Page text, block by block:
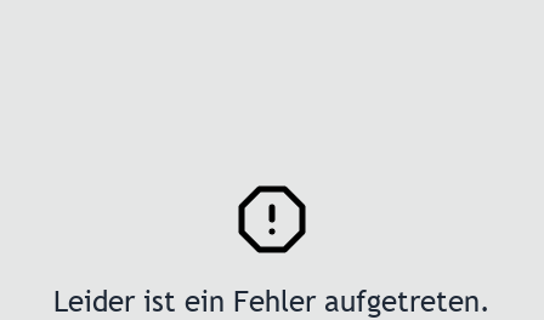
Leider ist ein Fehler aufgetreten.